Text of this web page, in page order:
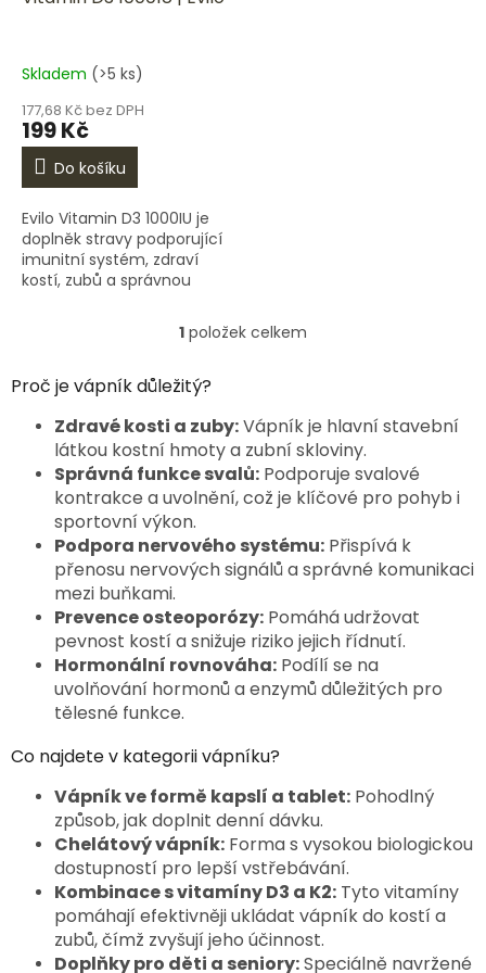
Skladem (>5 ks)
177,68 Kč bez DPH
199 Kč
Do košíku
Evilo Vitamin D3 1000IU je
doplněk stravy podporující
imunitní systém, zdraví
kostí, zubů a správnou
často označován jako
O
d
a
c
í
p
v
k
y
v
ý
p
i
s
1 položek celkem
Proč je vápník důležitý?
Zdravé kosti a zuby:Vápník je hlavní stavební
látkou kostní hmoty a zubní skloviny.
Správná funkce svalů: Podporuje svalové
kontrakce a uvolnění, což je klíčové pro pohyb i
sportovní výkon.
Podpora nervového systému: Přispívá k
přenosu nervových signálů a správné komunikaci
mezi buňkami.
Prevence osteoporózy: Pomáhá udržovat
pevnost kostí a snižuje riziko jejich řídnutí.
Hormonální rovnováha: Podílí se na
uvolňování hormonů a enzymů důležitých pro
tělesné funkce.
Co najdete v kategorii vápníku?
Vápník ve formě kapslí a tablet: Pohodlný
způsob, jak doplnit denní dávku.
Chelátový vápník: Forma s vysokou biologickou
dostupností pro lepší vstřebávání.
Kombinace s vitamíny D3 a K2: Tyto vitamíny
pomáhají efektivněji ukládat vápník do kostí a
zubů, čímž zvyšují jeho účinnost.
Doplňky pro děti a seniory:Speciálně navržené